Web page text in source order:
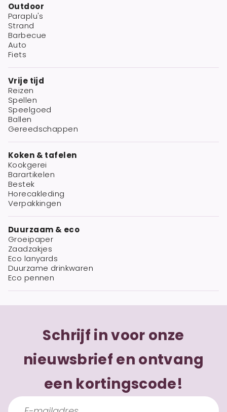
Outdoor
Paraplu's
Strand
Barbecue
Auto
Fiets
Vrije tijd
Reizen
Spellen
Speelgoed
Ballen
Gereedschappen
Koken & tafelen
Kookgerei
Barartikelen
Bestek
Horecakleding
Verpakkingen
Duurzaam & eco
Groeipaper
Zaadzakjes
Eco lanyards
Duurzame drinkwaren
Eco pennen
Schrijf in voor onze
nieuwsbrief en ontvang
een kortingscode!